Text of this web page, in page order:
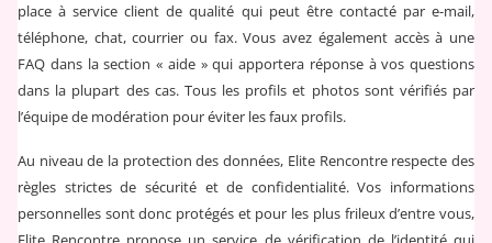
place à service client de qualité qui peut être contacté par e-mail,
téléphone, chat, courrier ou fax. Vous avez également accès à une
FAQ dans la section « aide » qui apportera réponse à vos questions
dans la plupart des cas. Tous les profils et photos sont vérifiés par
l’équipe de modération pour éviter les faux profils.
Au niveau de la protection des données, Elite Rencontre respecte des
règles strictes de sécurité et de confidentialité. Vos informations
personnelles sont donc protégés et pour les plus frileux d’entre vous,